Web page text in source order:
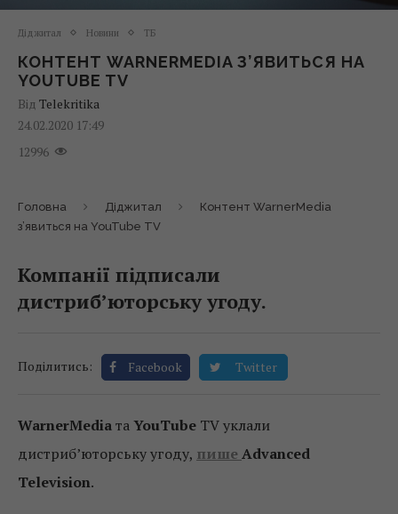
Діджитал Новини ТБ
КОНТЕНТ WARNERMEDIA З’ЯВИТЬСЯ НА
YOUTUBE TV
Від Telekritika
24.02.2020 17:49
12996
Головна Діджитал
Контент WarnerMedia
з’явиться на YouTube TV
Компанії підписали
дистриб’юторську угоду.
Поділитись: Facebook Twitter
WarnerMediaтаYouTube TV уклали
дистриб’юторську угоду, пише Advanced
Television.